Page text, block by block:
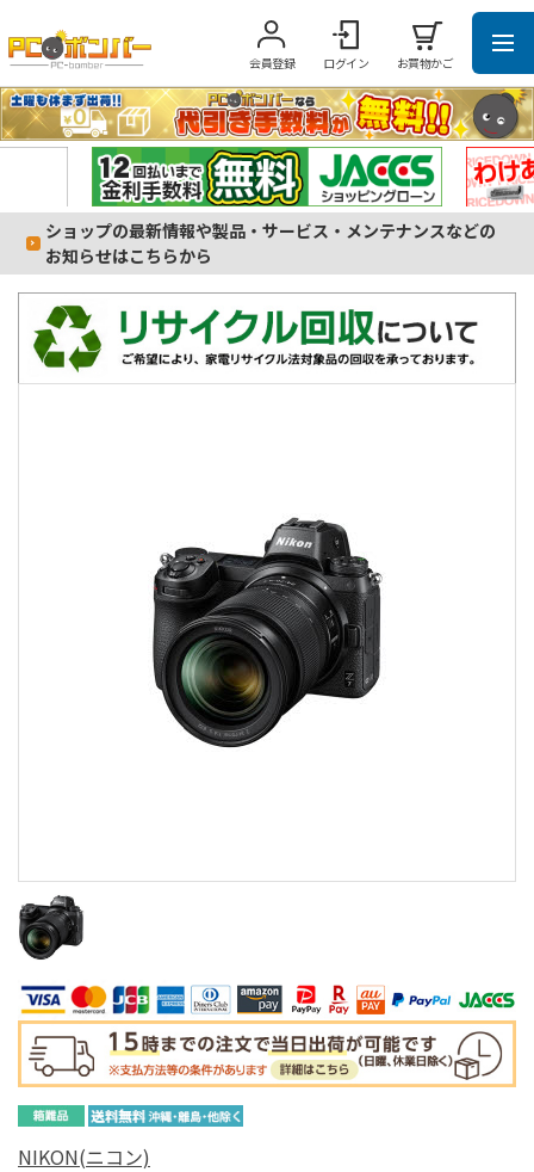
会員登録 ログイン お買物かご
ショップの最新情報や製品・サービス・メンテナンスなどの
お知らせはこちらから
NIKON(ニコン)